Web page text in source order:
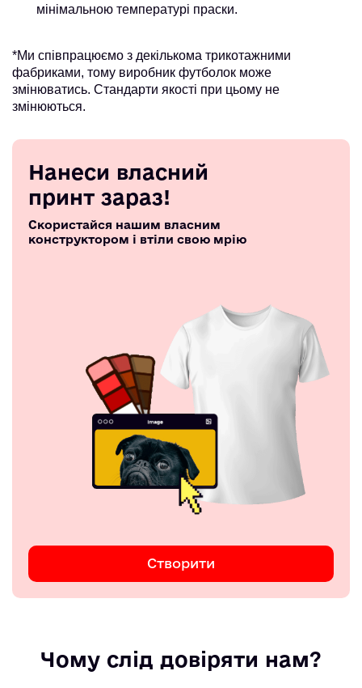
мінімальною температурі праски.
*Ми співпрацюємо з декількома трикотажними
фабриками, тому виробник футболок може
змінюватись. Стандарти якості при цьому не
змінюються.
Нанеси власний
принт зараз!
Скористайся нашим власним
конструктором і втіли свою мрію
Створити
Чому слід довіряти нам?